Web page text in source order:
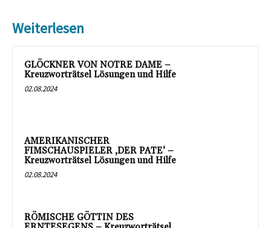
Weiterlesen
GLÖCKNER VON NOTRE DAME –
Kreuzworträtsel Lösungen und Hilfe
02.08.2024
AMERIKANISCHER
FIMSCHAUSPIELER ‚DER PATE‘ –
Kreuzworträtsel Lösungen und Hilfe
02.08.2024
RÖMISCHE GÖTTIN DES